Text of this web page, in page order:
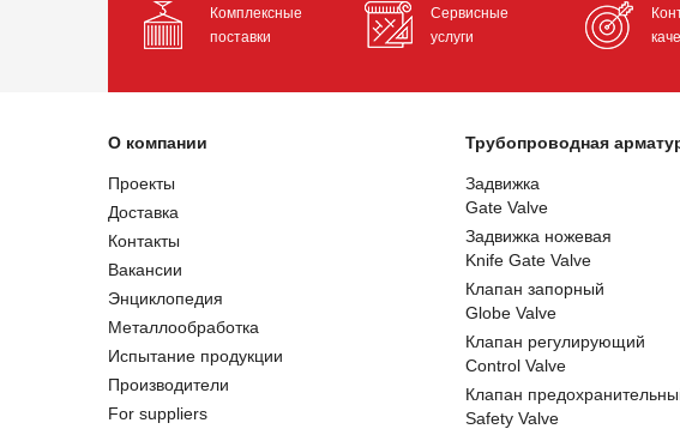
Комплексные
поставки
Сервисные
услуги
О компании
Проекты
Доставка
Контакты
Вакансии
Энциклопедия
Металлообработка
Испытание продукции
Производители
For suppliers
Трубопроводная
Задвижка
Gate Valve
Задвижка ножевая
Knife Gate Valve
Клапан запорный
Globe Valve
Клапан регулирующий
Control Valve
Клапан
Safety Valve